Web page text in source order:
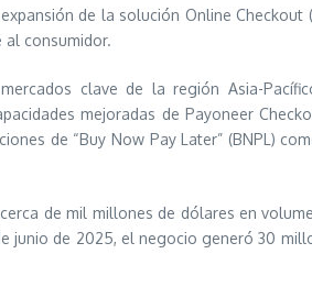
de la solución Online
al consumidor.
clave de la región Asia-
mejoradas de Payoneer
de “Buy Now Pay Later” (BNPL)
de mil millones de dólares en
junio de 2025, el negocio generó 30